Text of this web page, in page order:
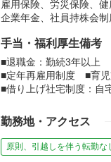
雇用保険、労災保険、
企業年金、社員持株会
手当・福利厚生備考
■退職金：勤続3年以上
■定年再雇用制度 ■育
■借り上げ社宅制度：自
勤務地・アクセス
原則、引越しを伴う転勤な